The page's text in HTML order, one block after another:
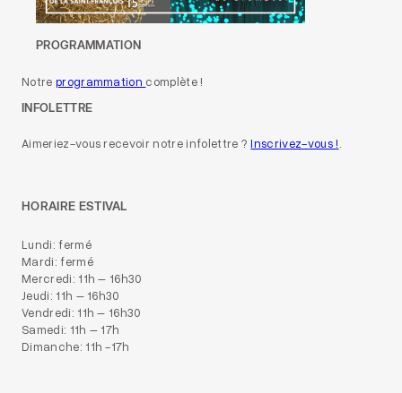
PROGRAMMATION
Notre programmation complète !
INFOLETTRE
Aimeriez-vous recevoir notre infolettre ?Inscrivez-vous !.
HORAIRE ESTIVAL
Lundi: fermé
Mardi: fermé
Mercredi: 11h – 16h30
Jeudi: 11h – 16h30
Vendredi: 11h – 16h30
Samedi: 11h – 17h
Dimanche: 11h -17h